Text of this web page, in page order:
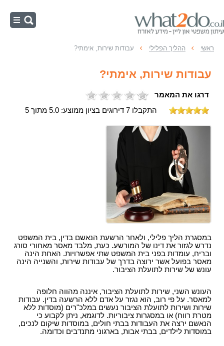
ראשי
מעצרים
זיוף והונאה
ההליך הפלילי
אלימות
רכוש
מין ותועבה
סמים
ראשי ההליך הפלילי עבודות שירות, אימתי?
עבודות שירות, אימתי?
דרגו את המאמר
התקבלו 7 דירוגים בציון ממוצע: 5.0 מתוך 5
במסגרת הליך פלילי, ולאחר הרשעת הנאשם בדין, בית המשפט
נדרש לגזור את דינו של המורשע. כעת, מלבד מאסר מאחורי סורג
ובריח, עומדות בפני בית המשפט שתי אפשרויות. האחת הינה
מאסר בפועל אשר ירוצה בדרך של עבודות שירות, והשנייה הינה
עונש של שירות לתועלת הציבור.
העונש השני, שירות לתועלת הציבור, איננה מהווה חלופה
למאסר. על פי רוב, הוא נגזר על אדם ללא הרשעה בדין. עבודות
שירות ושירות לתועלת הציבור נעשים במלכ"רים (מוסדות ללא
מטרת רווח) או במסגרות ציבוריות. לדוגמא, ניתן לקבוע כי
הנאשם ירצה את העבודות בבתי חולים, במוסדות שיקום לנכים,
במוסדות לילדים, בבתי אבות, בארגוני מתנדבים וכדומה.